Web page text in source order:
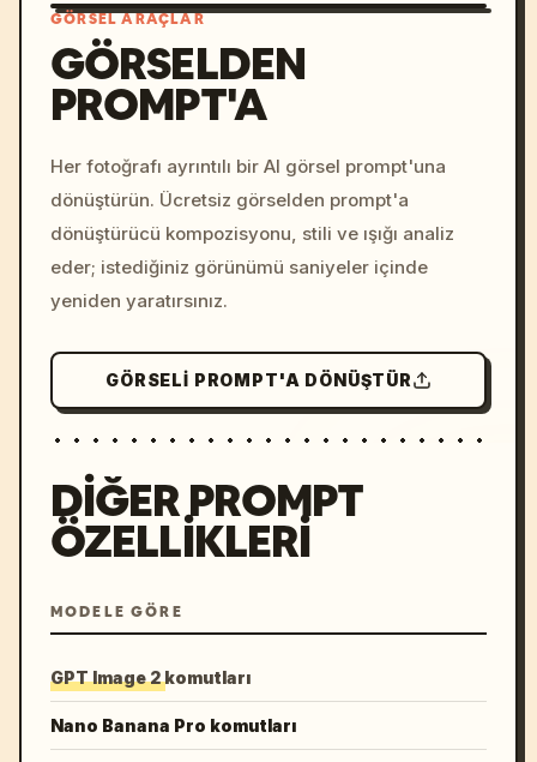
colors, 8k --v 6.0
GÖRSEL ARAÇLAR
GÖRSELDEN
PROMPT'A
Her fotoğrafı ayrıntılı bir AI görsel prompt'una
dönüştürün. Ücretsiz görselden prompt'a
dönüştürücü kompozisyonu, stili ve ışığı analiz
eder; istediğiniz görünümü saniyeler içinde
yeniden yaratırsınız.
GÖRSELI PROMPT'A DÖNÜŞTÜR
DIĞER PROMPT
ÖZELLIKLERI
MODELE GÖRE
GPT Image 2 komutları
Nano Banana Pro komutları